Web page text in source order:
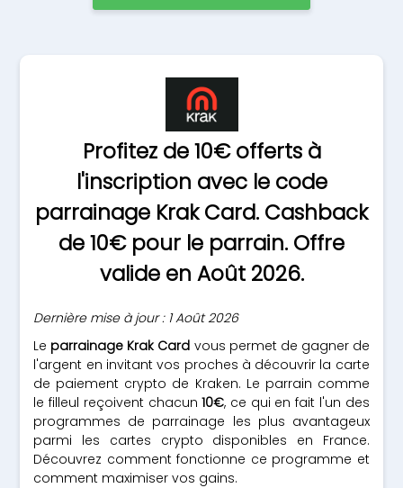
Profitez de 10€ offerts à
l'inscription avec le code
parrainage Krak Card. Cashback
de 10€ pour le parrain. Offre
valide en Août 2026.
Dernière mise à jour : 1 Août 2026
Le parrainage Krak Card vous permet de gagner de
l'argent en invitant vos proches à découvrir la carte
de paiement crypto de Kraken. Le parrain comme
le filleul reçoivent chacun10€, ce qui en fait l'un des
programmes de parrainage les plus avantageux
parmi les cartes crypto disponibles en France.
Découvrez comment fonctionne ce programme et
comment maximiser vos gains.